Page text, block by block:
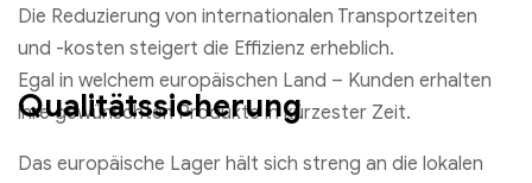
Die Reduzierung von internationalen Transportzeiten
und -kosten steigert die Effizienz erheblich.
Egal in welchem europäischen Land – Kunden erhalten
ihre gewünschten Produkte in kürzester Zeit.
Qualitätssicherung
Das europäische Lager hält sich streng an die lokalen